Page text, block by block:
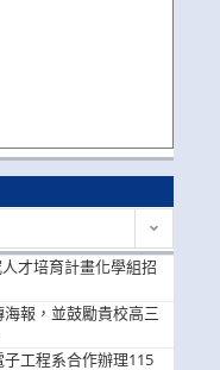
才培育計畫化學組招
報，並鼓勵貴校高三
工程系合作辦理115